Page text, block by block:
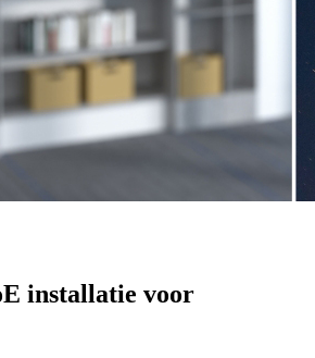
installatie voor